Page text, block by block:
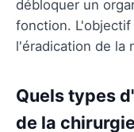
débloquer un
fonction. L'objectif
l'éradication de la
Quels types
de la